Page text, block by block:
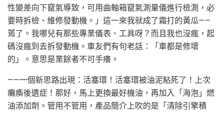
性變差向下竄氣導致，可用曲軸箱竄氣測量儀進行檢測，必
要時拆檢、維修發動機。」這一來我就成了霜打的黃瓜——
蔫了。我哪兒有那些專業儀表、工具呀？而且我也沒瘋，起
碼沒瘋到去拆發動機。車友們有句老話：「車都是修壞
的」。意思是業餘者不可手癢。
——一個新思路出現：活塞環！活塞環被油泥粘死了！上次
癱瘓後遺症！那好，馬上更換最好機油，再加入「海泡」燃
油添加劑。管用不管用，產品簡介上吹的是「清除引擎積